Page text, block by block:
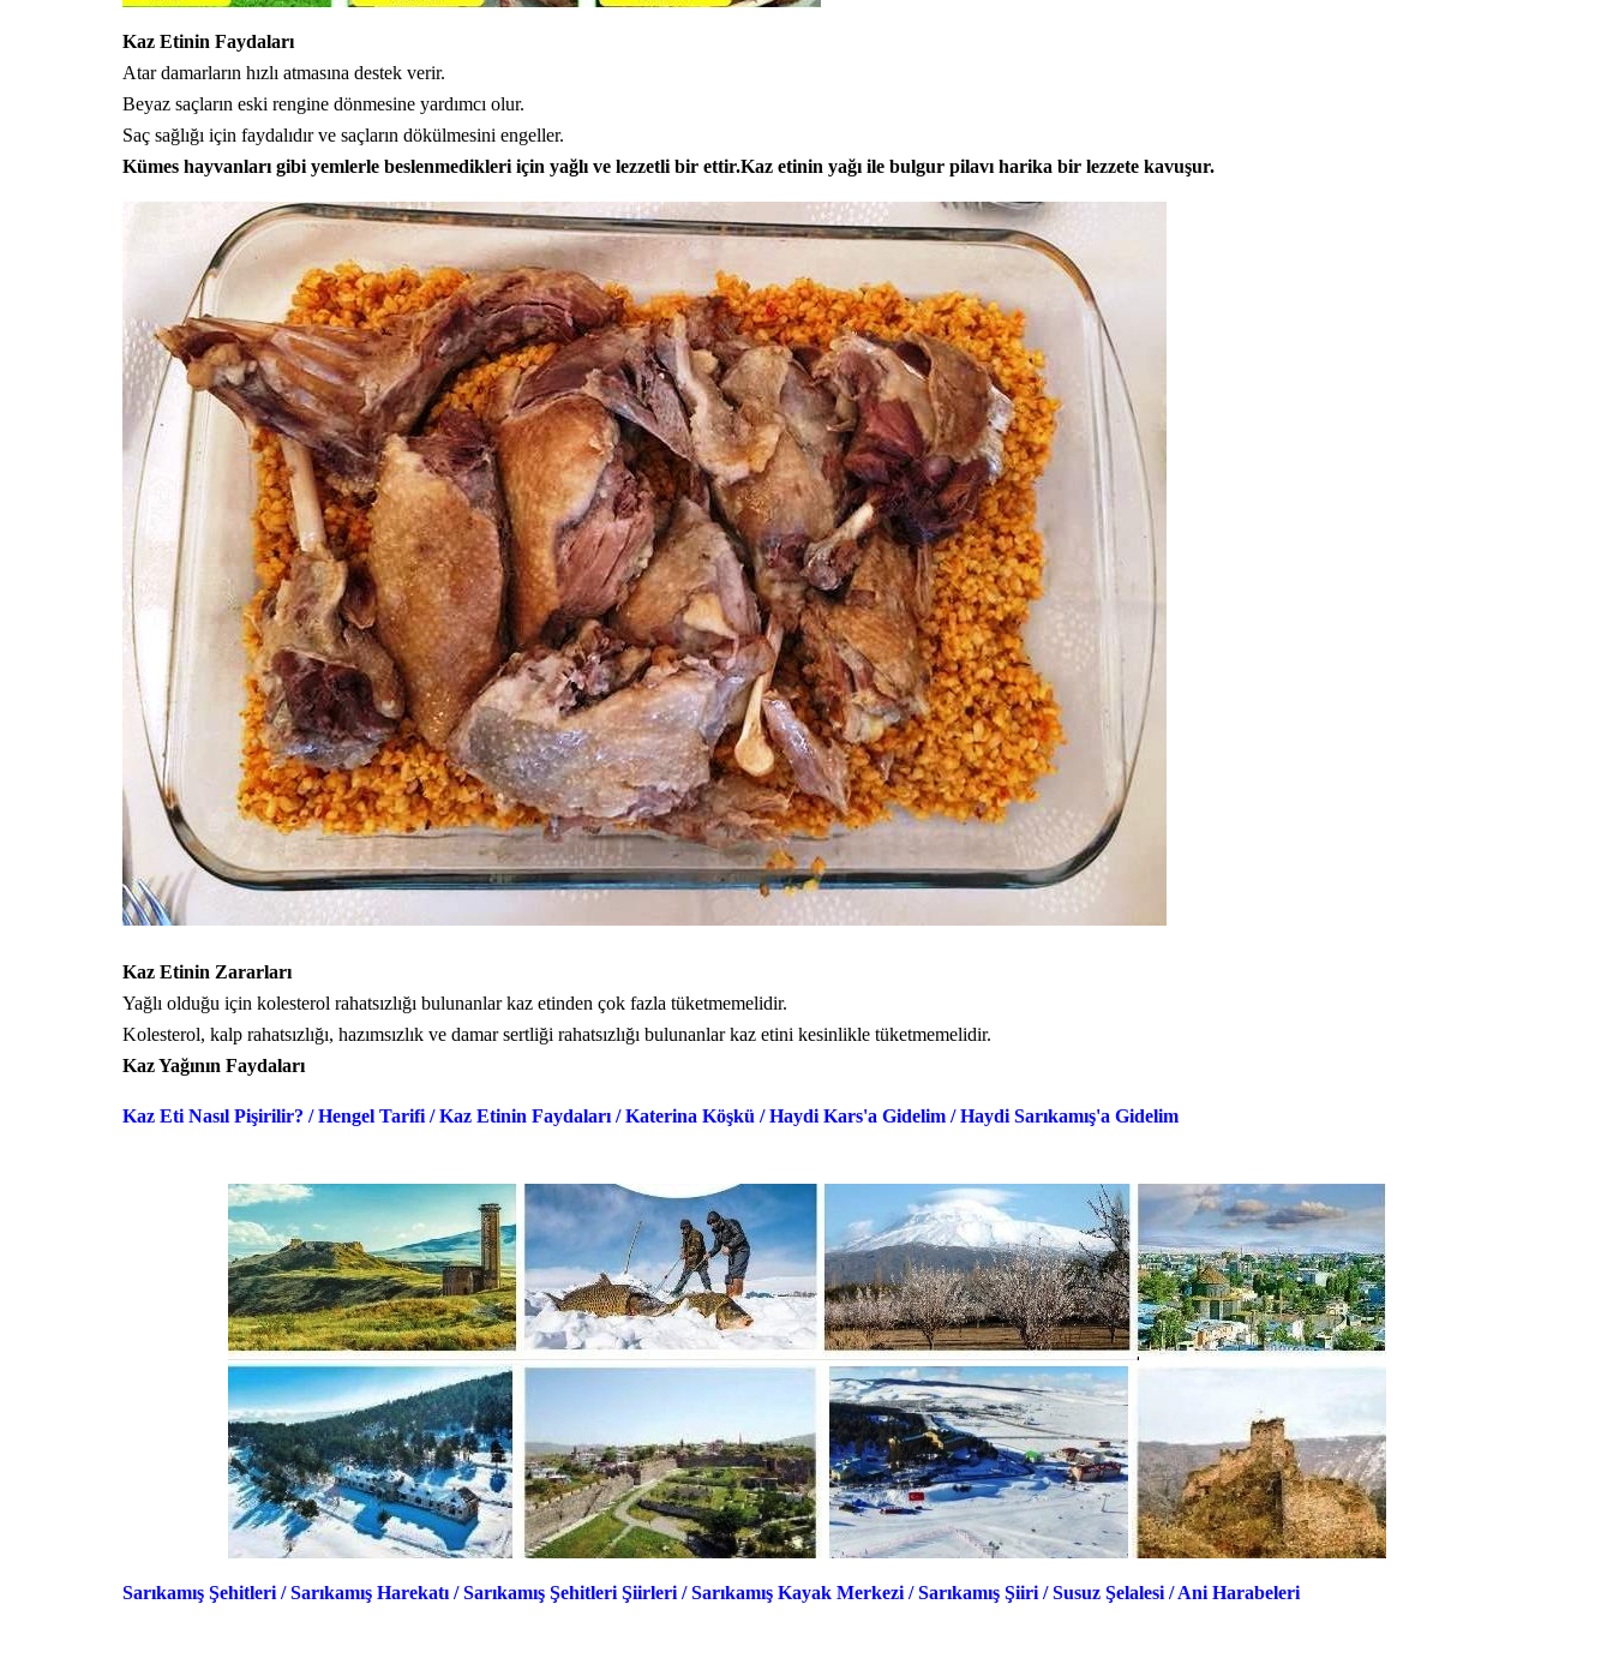
Kaz Etinin Faydaları
Atar damarların hızlı atmasına destek verir.
Beyaz saçların eski rengine dönmesine yardımcı olur.
Saç sağlığı için faydalıdır ve saçların dökülmesini engeller.
Kümes hayvanları gibi yemlerle beslenmedikleri için yağlı ve lezzetli bir ettir.Kaz etinin yağı ile bulgur pilavı harika bir lezzete kavuşur.
Kaz Etinin Zararları
Yağlı olduğu için kolesterol rahatsızlığı bulunanlar kaz etinden çok fazla tüketmemelidir.
Kolesterol, kalp rahatsızlığı, hazımsızlık ve damar sertliği rahatsızlığı bulunanlar kaz etini kesinlikle tüketmemelidir.
Kaz Yağının Faydaları
Kaz Eti Nasıl Pişirilir? /Hengel Tarifi /Kaz Etinin Faydaları /Katerina Köşkü / Haydi Kars'a Gidelim /Haydi Sarıkamış'a Gidelim
Sarıkamış Şehitleri /Sarıkamış Harekatı /Sarıkamış Şehitleri Şiirleri /Sarıkamış Kayak Merkezi /Sarıkamış Şiiri / Susuz Şelalesi /Ani Harabeleri